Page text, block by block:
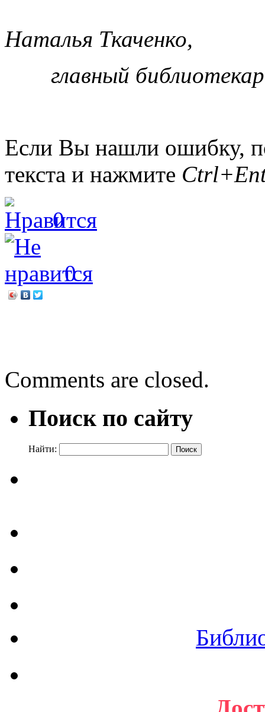
Наталья Ткаченко,
главный
Если Вы нашли ошибку,
текста и нажмите
0
0
Comments are closed.
Поиск по сайту
Найти: